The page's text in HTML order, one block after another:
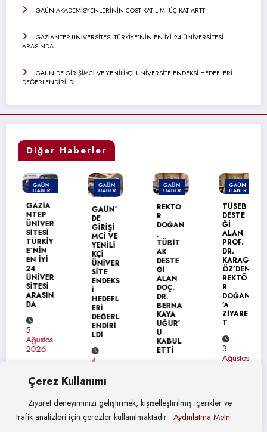
Çerez Kullanımı
Ziyaret deneyiminizi geliştirmek, kişiselleştirilmiş içerikler ve
trafik analizleri için çerezler kullanılmaktadır. Aydınlatma Metni
GAÜN AKADEMİSYENLERİNİN COST KATILIMI ÜÇ KAT ARTTI
GAZİANTEP ÜNİVERSİTESİ TÜRKİYE’NİN EN İYİ 24 ÜNİVERSİTESİ
ARASINDA
GAÜN’DE GİRİŞİMCİ VE YENİLİKÇİ ÜNİVERSİTE ENDEKSİ HEDEFLERİ
DEĞERLENDİRİLDİ
Diğer Haberler
GAÜN
HABER
MANŞET
GAZİA
NTEP
ÜNİVER
SİTESİ
TÜRKİY
E’NİN
EN İYİ
24
ÜNİVER
SİTESİ
ARASIN
DA
5
Ağustos
2026
GAÜN
HABER
GAÜN’
DE
GİRİŞİ
MCİ VE
YENİLİ
KÇİ
ÜNİVER
SİTE
ENDEKS
HEDEFL
ERİ
DEĞERL
ENDİRİ
LDİ
2026
GAÜN
HABER
REKTÖ
DOĞAN
TÜBİT
AK
DESTE
Ğİ
ALAN
DOÇ.
DR.
BERNA
KAYA
UĞUR’
U
KABUL
ETTİ
GAÜN
HABER
TÜSEB
DESTE
Ğİ
ALAN
PROF.
DR.
KARAG
ÖZ’DEN
REKTÖ
DOĞAN
’A
ZİYARE
Ağustos